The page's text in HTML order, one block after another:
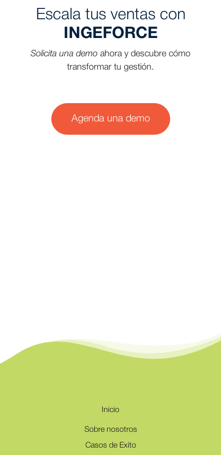
Escala tus ventas con
INGEFORCE
Solicita una demo ahora y descubre cómo
transformar tu gestión.
Agenda una demo
Inicio
Sobre nosotros
Casos de Exito